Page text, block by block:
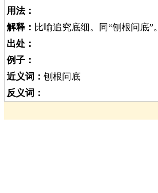
用法：
解释： 比喻追究底细。同“刨根问底”。
出处：
例子：
近义词： 刨根问底
反义词：